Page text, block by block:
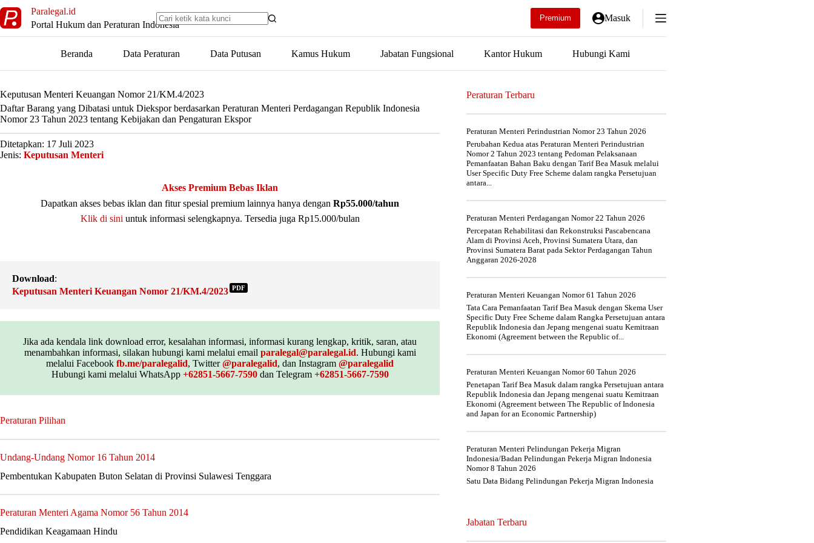
to
content
Paralegal.id
Portal Hukum dan Peraturan Indonesia
Premium Masuk
Beranda Data Peraturan Data Putusan Kamus Hukum Jabatan Fungsional Kantor Hukum Hubungi Kami
Keputusan Menteri Keuangan Nomor 21/KM.4/2023
Daftar Barang yang Dibatasi untuk Diekspor berdasarkan Peraturan Menteri Perdagangan Republik Indonesia
Nomor 23 Tahun 2023 tentang Kebijakan dan Pengaturan Ekspor
Ditetapkan: 17 Juli 2023
Jenis: Keputusan Menteri
Akses Premium Bebas Iklan
Dapatkan akses bebas iklan dan fitur spesial premium lainnya hanya dengan Rp55.000/tahun
Klik di sini untuk informasi selengkapnya. Tersedia juga Rp15.000/bulan
Download:
Keputusan Menteri Keuangan Nomor 21/KM.4/2023 PDF
Jika ada kendala link download error, kesalahan informasi, informasi kurang lengkap, kritik, saran, atau
menambahkan informasi, silakan hubungi kami melalui email paralegal@paralegal.id. Hubungi kami
melalui Facebook fb.me/paralegalid, Twitter@paralegalid, dan Instagram @paralegalid
Hubungi kami melalui WhatsApp +62851-5667-7590dan Telegram +62851-5667-7590
Peraturan Pilihan
Undang-Undang Nomor 16 Tahun 2014
Pembentukan Kabupaten Buton Selatan di Provinsi Sulawesi Tenggara
Peraturan Menteri Agama Nomor 56 Tahun 2014
Pendidikan Keagamaan Hindu
Peraturan Terbaru
Peraturan Menteri Perindustrian Nomor 23 Tahun 2026
Perubahan Kedua atas Peraturan Menteri Perindustrian
Nomor 2 Tahun 2023 tentang Pedoman Pelaksanaan
Pemanfaatan Bahan Baku dengan Tarif Bea Masuk melalui
User Specific Duty Free Scheme dalam rangka Persetujuan
antara...
Peraturan Menteri Perdagangan Nomor 22 Tahun 2026
Percepatan Rehabilitasi dan Rekonstruksi Pascabencana
Alam di Provinsi Aceh, Provinsi Sumatera Utara, dan
Provinsi Sumatera Barat pada Sektor Perdagangan Tahun
Anggaran 2026-2028
Peraturan Menteri Keuangan Nomor 61 Tahun 2026
Tata Cara Pemanfaatan Tarif Bea Masuk dengan Skema User
Specific Duty Free Scheme dalam Rangka Persetujuan antara
Republik Indonesia dan Jepang mengenai suatu Kemitraan
Ekonomi (Agreement between the Republic of...
Peraturan Menteri Keuangan Nomor 60 Tahun 2026
Penetapan Tarif Bea Masuk dalam rangka Persetujuan antara
Republik Indonesia dan Jepang mengenai suatu Kemitraan
Ekonomi (Agreement between The Republic of Indonesia
and Japan for an Economic Partnership)
Peraturan Menteri Pelindungan Pekerja Migran
Indonesia/Badan Pelindungan Pekerja Migran Indonesia
Nomor 8 Tahun 2026
Satu Data Bidang Pelindungan Pekerja Migran Indonesia
Jabatan Terbaru